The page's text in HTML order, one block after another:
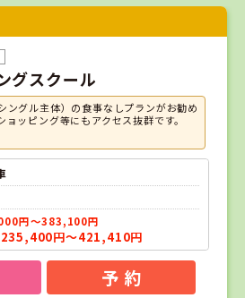
グスクール
ングル主体）の食事なしプランがお勧め
ョッピング等にもアクセス抜群です。
円～383,100円
円～421,410円
予 約